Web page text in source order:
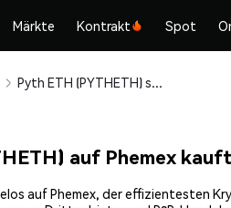
Märkte Kontrakt Spot
Pyth ETH (PYTHETH) sicher kaufen und speichern
auf Phemex kauft
auf Phemex, der effizientesten